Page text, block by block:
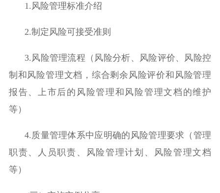
1. 风险管理标准介绍
2.制定风险可接受准则
3. 风险管理流程（风险分析、风险评价、风险控
制和风险管理文档，综合剩余风险评价和风险管理
报告、上市后的风险管理和风险管理文档的维护
等）
4. 质量管理体系中应明确的风险管理要求（管理
职责、人员职责、风险管理计划、风险管理文档
等）